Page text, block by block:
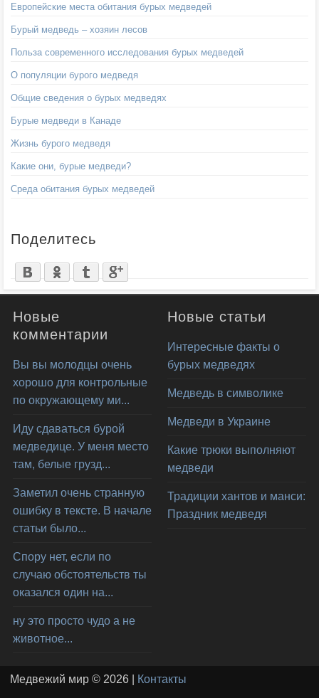
Европейские места обитания бурых медведей
Бурый медведь – хозяин лесов
Польза современного исследования бурых медведей
О популяции бурого медведя
Общие сведения о бурых медведях
Бурые медведи в Канаде
Жизнь бурого медведя
Какие они, бурые медведи?
Среда обитания бурых медведей
Поделитесь
Новые
комментарии
Вы вы молодцы очень
хорошо для контрольные
по окружающему ми...
Иду сдаваться бурой
медведице. У меня место
там, белые грузд...
Заметил очень странную
ошибку в тексте. В начале
статьи было...
Спору нет, если по
случаю обстоятельств ты
оказался один на...
ну это просто чудо а не
животное...
Новые статьи
Интересные факты о
бурых медведях
Медведь в символике
Медведи в Украине
Какие трюки выполняют
медведи
Традиции хантов и манси:
Праздник медведя
Медвежий мир © 2026 | Контакты